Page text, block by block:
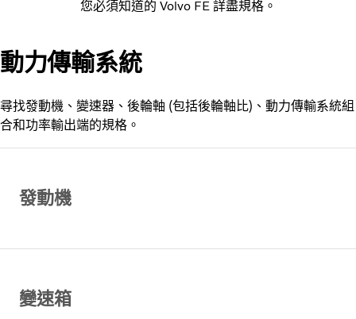
News
關於我們
IAL 電子報
下載專區
您必須知道的 Volvo FE 詳盡規格。
動力傳輸系統
尋找發動機、變速器、後輪軸 (包括後輪軸比)、動力傳輸系統組
合和功率輸出端的規格。
發動機
變速箱